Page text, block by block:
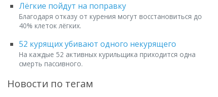
Лёгкие пойдут на поправку
Благодаря отказу от курения могут восстановиться до
40% клеток лёгких.
52 курящих убивают одного некурящего
На каждые 52 активных курильщика приходится одна
смерть пассивного.
Новости по тегам